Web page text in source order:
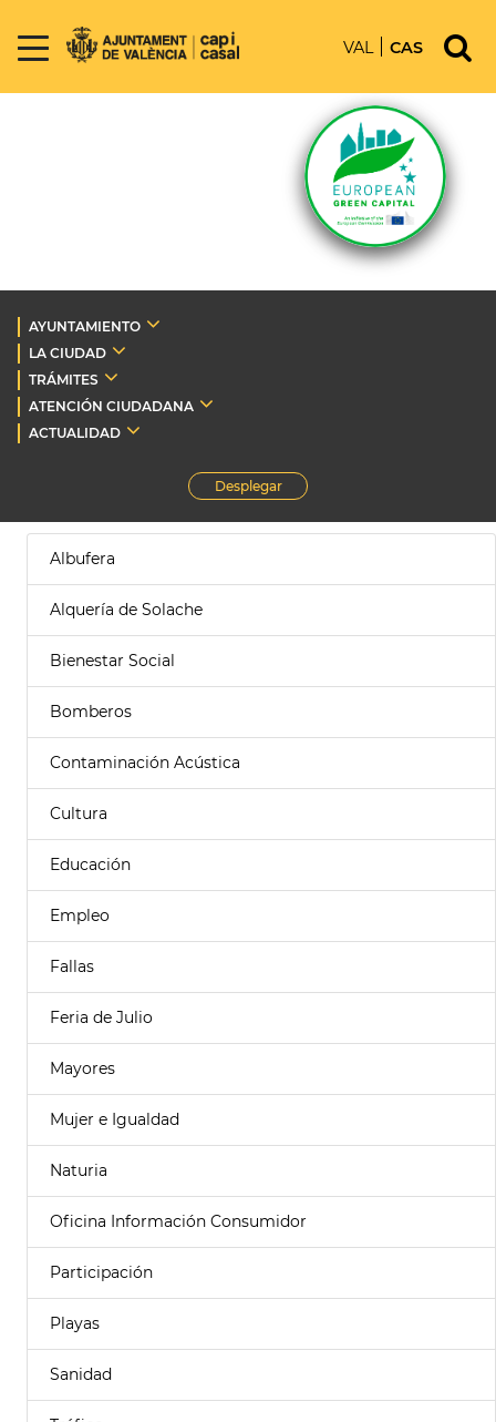
VAL CAS
AYUNTAMIENTO
LA CIUDAD
TRÁMITES
ATENCIÓN CIUDADANA
ACTUALIDAD
Desplegar
Albufera
Alquería de Solache
Bienestar Social
Bomberos
Contaminación Acústica
Cultura
Educación
Empleo
Fallas
Feria de Julio
Mayores
Mujer e Igualdad
Naturia
Oficina Información Consumidor
Participación
Playas
Sanidad